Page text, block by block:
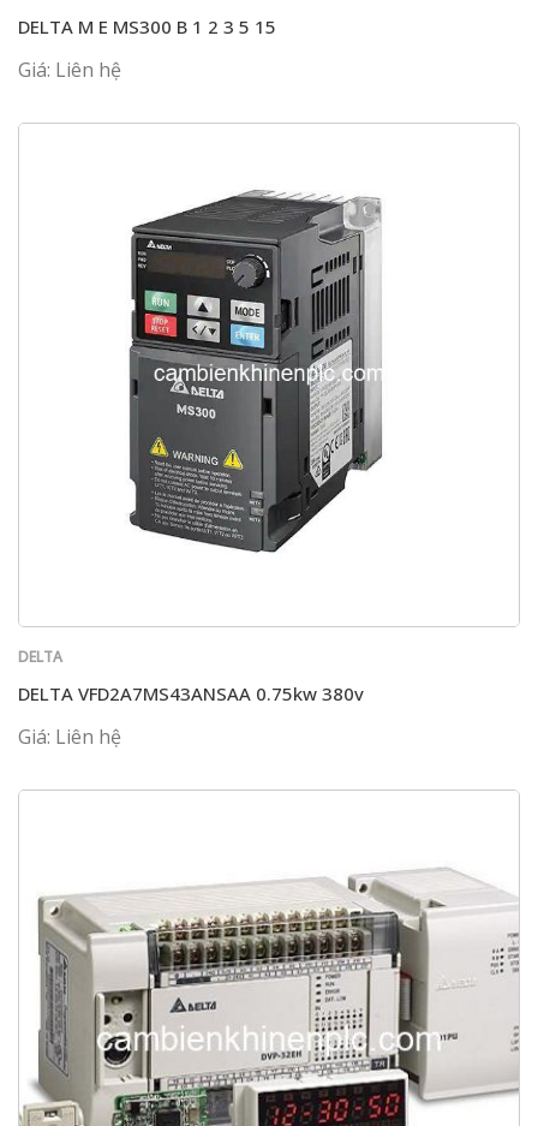
DELTA M E MS300 B 1 2 3 5 15
Giá: Liên hệ
DELTA
DELTA VFD2A7MS43ANSAA 0.75kw 380v
Giá: Liên hệ